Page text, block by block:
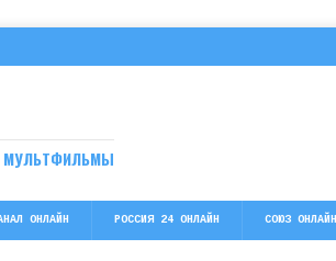
ОНЛАЙН РОССИЯ 24 ОНЛАЙН СОЮЗ ОНЛАЙН